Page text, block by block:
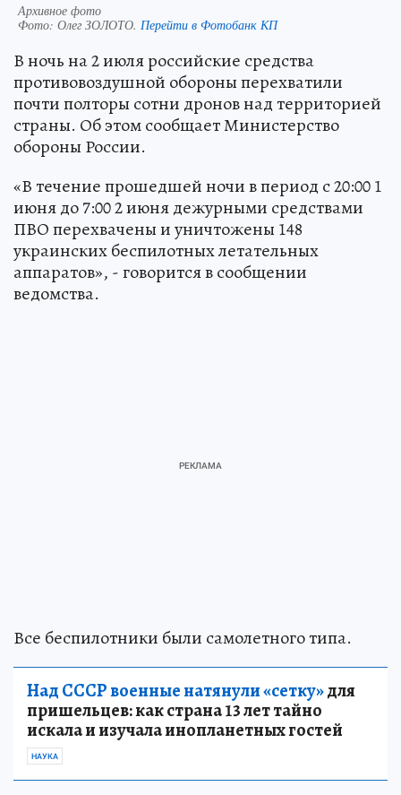
Архивное фото
Фото: Олег ЗОЛОТО. Перейти в Фотобанк КП
В ночь на 2 июля российские средства
противовоздушной обороны перехватили
почти полторы сотни дронов над территорией
страны. Об этом сообщает Министерство
обороны России.
«В течение прошедшей ночи в период с 20:00 1
июня до 7:00 2 июня дежурными средствами
ПВО перехвачены и уничтожены 148
украинских беспилотных летательных
аппаратов», - говорится в сообщении
ведомства.
Все беспилотники были самолетного типа.
Над СССР военные натянули «сетку»для
пришельцев: как страна 13 лет тайно
искала и изучала инопланетных гостей
НАУКА